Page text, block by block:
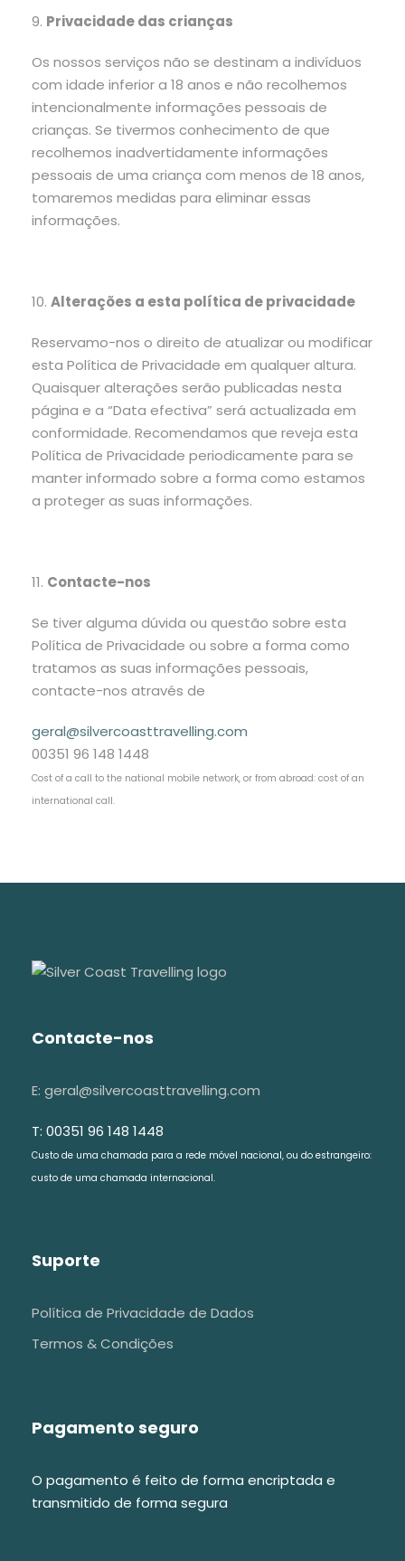
9. Privacidade das crianças
Os nossos serviços não se destinam a indivíduos
com idade inferior a 18 anos e não recolhemos
intencionalmente informações pessoais de
crianças. Se tivermos conhecimento de que
recolhemos inadvertidamente informações
pessoais de uma criança com menos de 18 anos,
tomaremos medidas para eliminar essas
informações.
10. Alterações a esta política de privacidade
Reservamo-nos o direito de atualizar ou modificar
esta Política de Privacidade em qualquer altura.
Quaisquer alterações serão publicadas nesta
página e a “Data efectiva” será actualizada em
conformidade. Recomendamos que reveja esta
Política de Privacidade periodicamente para se
manter informado sobre a forma como estamos
a proteger as suas informações.
11. Contacte-nos
Se tiver alguma dúvida ou questão sobre esta
Política de Privacidade ou sobre a forma como
tratamos as suas informações pessoais,
contacte-nos através de
geral@silvercoasttravelling.com
00351 96 148 1448
Cost of a call to the national mobile network, or from abroad: cost of an
international call.
Contacte-nos
E: geral@silvercoasttravelling.com
T: 00351 96 148 1448
Custo de uma chamada para a rede móvel nacional, ou do estrangeiro:
custo de uma chamada internacional.
Suporte
Política de Privacidade de Dados
Termos & Condições
Pagamento seguro
O pagamento é feito de forma encriptada e
transmitido de forma segura